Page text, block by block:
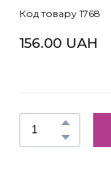
Код товару 1768
156.00 UAH